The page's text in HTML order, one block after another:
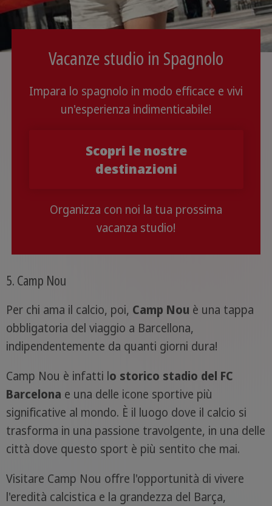
Vacanze studio in Spagnolo
Impara lo spagnolo in modo efficace e vivi
un'esperienza indimenticabile!
Scopri le nostre
destinazioni
Organizza con noi la tua prossima
vacanza studio!
5. Camp Nou
Per chi ama il calcio, poi, Camp Nou è una tappa
obbligatoria del viaggio a Barcellona,
indipendentemente da quanti giorni dura!
Camp Nou è infatti lo storico stadio del FC
Barcelona e una delle icone sportive più
significative al mondo. È il luogo dove il calcio si
trasforma in una passione travolgente, in una delle
città dove questo sport è più sentito che mai.
Visitare Camp Nou offre l'opportunità di vivere
l'eredità calcistica e la grandezza del Barça,